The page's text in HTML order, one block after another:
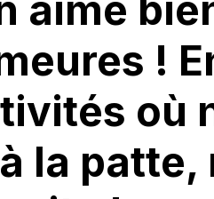
!
où
la patte,